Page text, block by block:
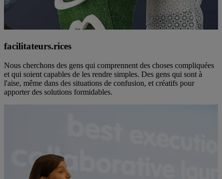
facilitateurs.rices
Nous cherchons des gens qui comprennent des choses compliquées
et qui soient capables de les rendre simples. Des gens qui sont à
l'aise, même dans des situations de confusion, et créatifs pour
apporter des solutions formidables.